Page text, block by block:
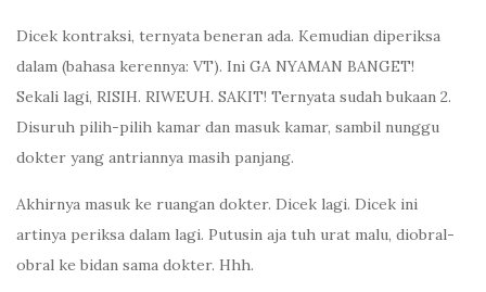
Dicek kontraksi, ternyata beneran ada. Kemudian diperiksa
dalam (bahasa kerennya: VT). Ini GA NYAMAN BANGET!
Sekali lagi, RISIH. RIWEUH. SAKIT! Ternyata sudah bukaan 2.
Disuruh pilih-pilih kamar dan masuk kamar, sambil nunggu
dokter yang antriannya masih panjang.
Akhirnya masuk ke ruangan dokter. Dicek lagi. Dicek ini
artinya periksa dalam lagi. Putusin aja tuh urat malu, diobral-
obral ke bidan sama dokter. Hhh.